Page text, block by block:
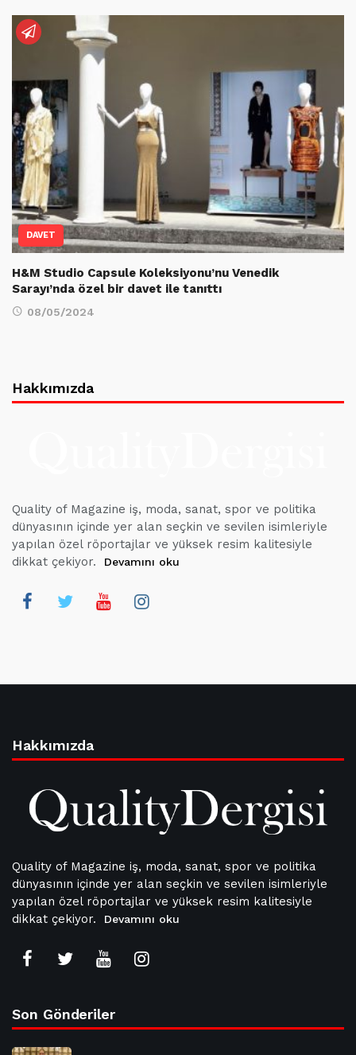
DAVET
H&M Studio Capsule Koleksiyonu’nu Venedik
Sarayı’nda özel bir davet ile tanıttı
08/05/2024
Hakkımızda
Quality of Magazine iş, moda, sanat, spor ve politika
dünyasının içinde yer alan seçkin ve sevilen isimleriyle
yapılan özel röportajlar ve yüksek resim kalitesiyle
dikkat çekiyor.
Devamını oku
Hakkımızda
Quality of Magazine iş, moda, sanat, spor ve politika
dünyasının içinde yer alan seçkin ve sevilen isimleriyle
yapılan özel röportajlar ve yüksek resim kalitesiyle
dikkat çekiyor.
Devamını oku
Son Gönderiler